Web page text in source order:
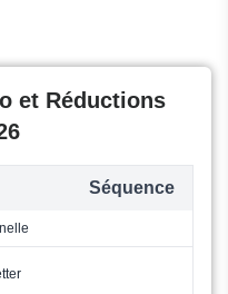
et Réductions
Séquence